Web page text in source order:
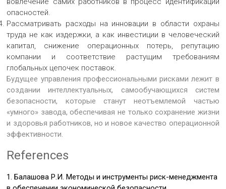
опасностей.
Рассматривать расходы на инновации в области охраны
труда не как издержки, а как инвестиции в человеческий
капитал, снижение операционных потерь, репутацию
компании и соответствие растущим требованиям
глобальных цепочек поставок.
Будущее управления профессиональными рисками лежит в
создании интеллектуальных, самообучающихся систем
безопасности, которые станут неотъемлемой частью
«умного» завода, обеспечивая не только сохранение жизни
и здоровья работников, но и новое качество операционной
эффективности.
References
1. Балашова Р.И. Методы и инструменты риск-менеджмента